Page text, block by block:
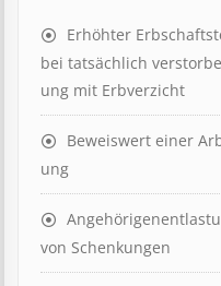
Erhöhter
bei tat­säch­lich
ung mit Erb­verzicht
Beweis­wert einer
ung
von Schenk­ung­en